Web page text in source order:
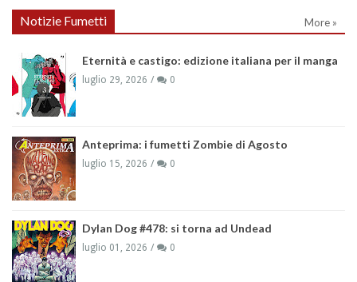
Notizie Fumetti More »
Eternità e castigo: edizione italiana per il manga
luglio 29, 2026 0
Anteprima: i fumetti Zombie di Agosto
luglio 15, 2026 0
Dylan Dog #478: si torna ad Undead
luglio 01, 2026 0